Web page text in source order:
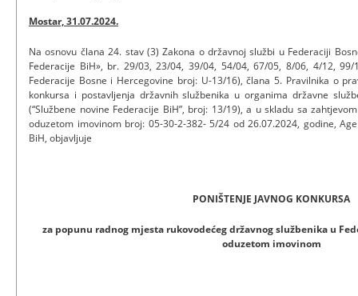
Mostar, 31.07.2024.
Na osnovu člana 24. stav (3) Zakona o državnoj službi u Federaciji
Federacije BiH», br. 29/03, 23/04, 39/04, 54/04, 67/05, 8/06, 4/12,
Federacije Bosne i Hercegovine broj: U-13/16), člana 5. Pravilnika o
konkursa i postavljenja državnih službenika u organima državne
(“Službene novine Federacije BiH”, broj: 13/19), a u skladu sa
oduzetom imovinom broj: 05-30-2-382- 5/24 od 26.07.2024, godine,
BiH, objavljuje
PONIŠTENJE JAVNOG KONKURSA
za popunu radnog mjesta rukovodećeg državnog službenika u
oduzetom imovinom